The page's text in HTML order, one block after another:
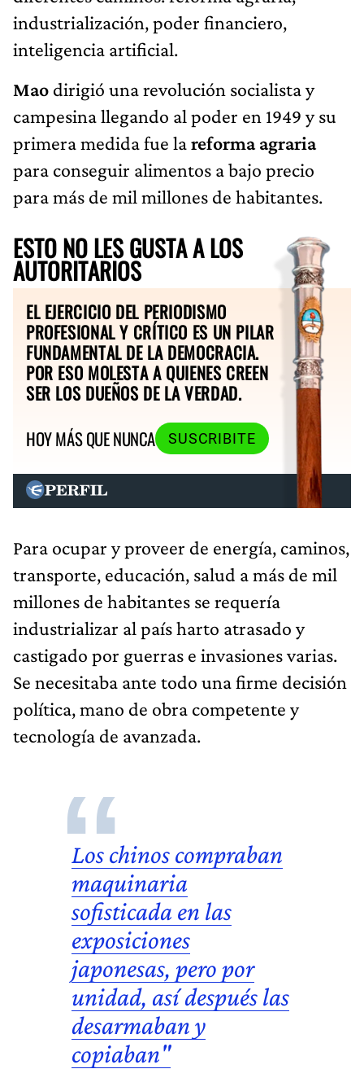
industrialización, poder financiero,
inteligencia artificial.
Mao dirigió una revolución socialista y
campesina llegando al poder en 1949 y su
primera medida fue lareforma agraria
para conseguir alimentos a bajo precio
para más de mil millones de habitantes.
ESTO NO LES GUSTA A LOS
AUTORITARIOS
EL EJERCICIO DEL PERIODISMO
PROFESIONAL Y CRÍTICO ES UN PILAR
FUNDAMENTAL DE LA DEMOCRACIA.
POR ESO MOLESTA A QUIENES CREEN
SER LOS DUEÑOS DE LA VERDAD.
HOY MÁS QUE NUNCA
SUSCRIBITE
Para ocupar y proveer de energía, caminos,
transporte, educación, salud a más de mil
millones de habitantes se requería
industrializar al país harto atrasado y
castigado por guerras e invasiones varias.
Se necesitaba ante todo una firme decisión
política, mano de obra competente y
tecnología de avanzada.
Los chinos compraban
maquinaria
sofisticada en las
exposiciones
japonesas, pero por
unidad, así después las
desarmaban y
copiaban"